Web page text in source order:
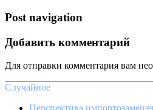
Post navigation
Добавить комментарий
Для отправки комментария вам
Случайное